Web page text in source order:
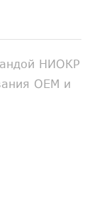
НИОКР
OEM и